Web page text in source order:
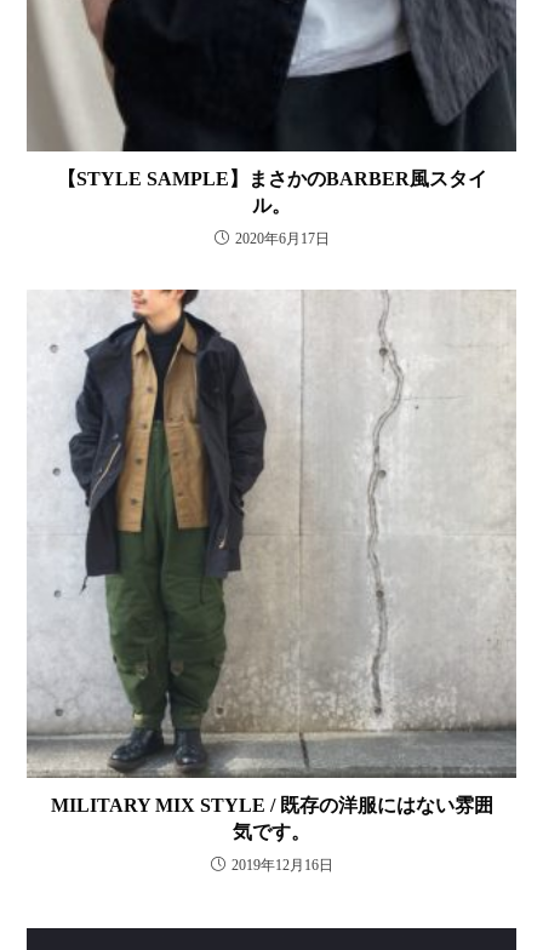
【STYLE SAMPLE】まさかのBARBER風スタイ
ル。
2020年6月17日
MILITARY MIX STYLE / 既存の洋服にはない雰囲
気です。
2019年12月16日